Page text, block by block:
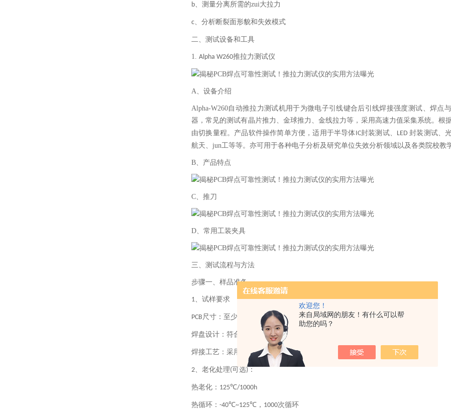
欢迎您！
来自局域网的朋友！有什么可以帮
助您的吗？
b、测量分离所需的zui大拉力
c、分析断裂面形貌和失效模式
二、测试设备和工具
1. Alpha W260推拉力测试仪
A、设备介绍
Alpha-W260自动推拉力测试机用于为微电子引线键合后引线焊接强度测试、焊点
器，常见的测试有晶片推力、金球推力、金线拉力等，采用高速力值采集系统。根
由切换量程。产品软件操作简单方便，适用于半导体IC封装测试、 LED封装测试、
航天、jun工等等。亦可用于各种电子分析及研究单位失效分析领域以及各类院校教
B、产品特点
C、推刀
D、常用工装夹具
三、测试流程与方法
步骤一、样品准备
1、试样要求
PCB 尺寸：至少包含 5焊盘阵列
焊盘设计：符合 IPC-7351标准
焊接工艺：采用 SAC305无铅焊料，回流曲线符合 J-STD-020
2、老化处理(可选) ：
热老化： 125℃/1000h
热循环： -40℃~125℃， 1000次循环